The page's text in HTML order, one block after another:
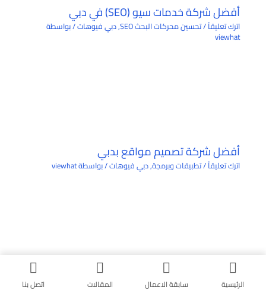
أفضل شركة خدمات سيو (SEO) في دبي
اترك تعليقاً/تحسين محركات البحث SEO ,دبي فيوهات/ بواسطة
viewhat
أفضل شركة تصميم مواقع بدبي
اترك تعليقاً/تطبيقات وبرمجة,دبي فيوهات/ بواسطةviewhat
البحث
الرئيسية سابقة الاعمال المقالات اتصل بنا